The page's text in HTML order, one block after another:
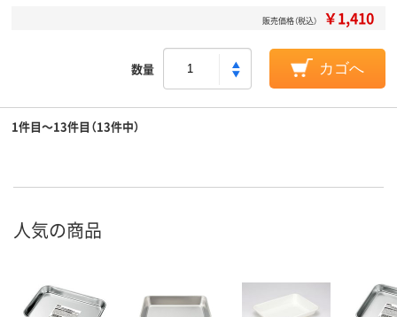
販売価格（税込） ￥1,410
数量 カゴへ
1件目～13件目（13件中）
人気の商品